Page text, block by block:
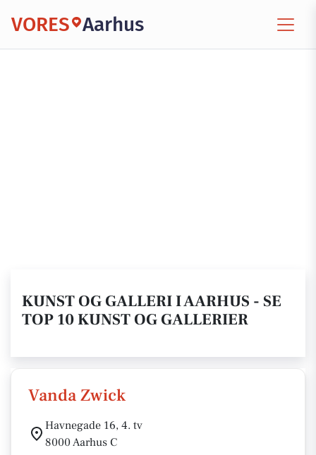
VORES Aarhus
KUNST OG GALLERI I AARHUS - SE
TOP 10 KUNST OG GALLERIER
Vanda Zwick
Havnegade 16, 4. tv
8000 Aarhus C